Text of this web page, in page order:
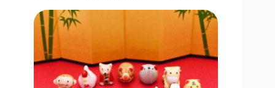
解
量
日
星
座
運